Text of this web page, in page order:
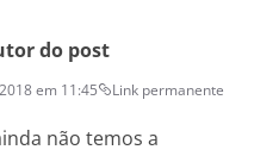
do post
em 11:45 Link permanente
não temos a